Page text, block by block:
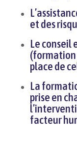
et des
Le conseil
(formation
place de
La
prise en
facteur